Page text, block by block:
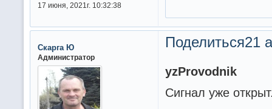
17 июня, 2021г. 10:32:38
Поделиться21
Скарга Ю
Администратор
yzProvodnik
Сигнал уже